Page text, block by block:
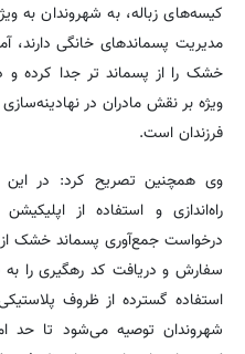
کیسه‌های زباله، به شهروندان به
مدیریت پسماندهای خانگی
خشک را از پسماند تر جدا کرده
ویژه بر نقش مادران در
فرزندان است.
وی همچنین تصریح کرد: در این
راه‌اندازی و استفاده از
درخواست جمع‌آوری پسماند خشک
سفارش و دریافت کد رهگیری را
استفاده گسترده از ظروف
شهروندان توصیه می‌شود تا حد